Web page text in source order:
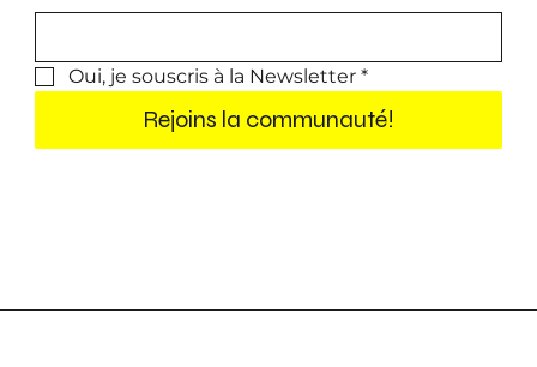
Oui, je souscris à la Newsletter *
Rejoins la communauté!